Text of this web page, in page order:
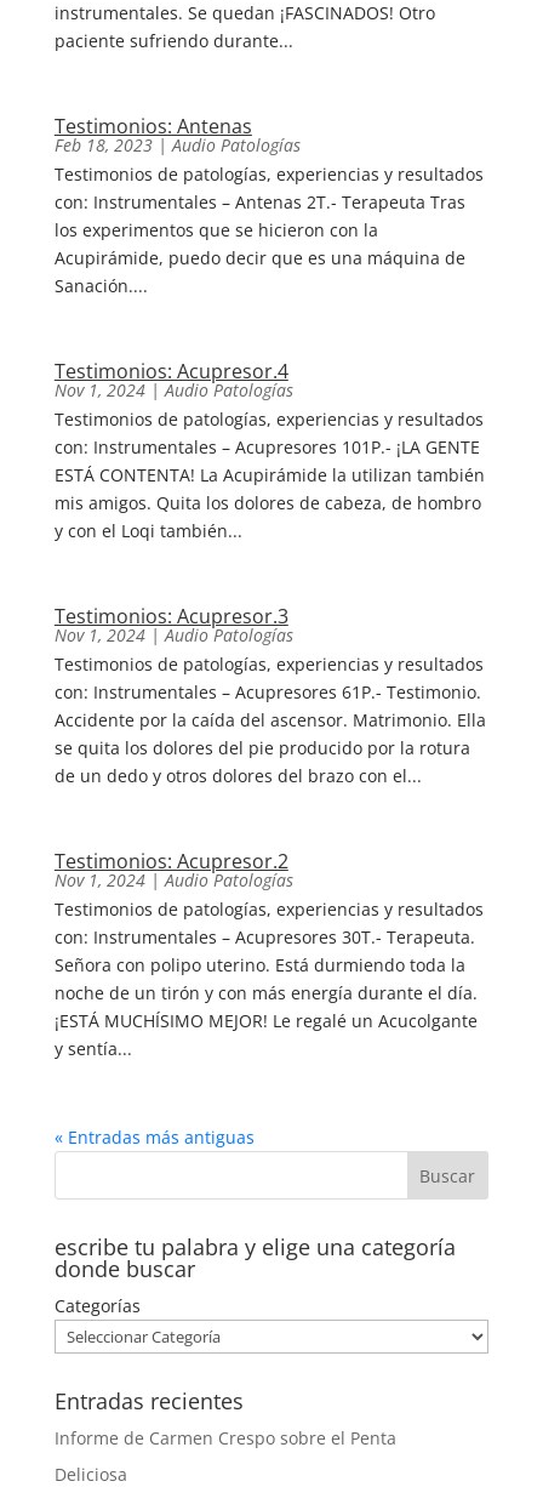
instrumentales. Se quedan ¡FASCINADOS! Otro
paciente sufriendo durante...
Testimonios: Antenas
Feb 18, 2023|Audio Patologías
Testimonios de patologías, experiencias y resultados
con: Instrumentales – Antenas 2T.- Terapeuta Tras
los experimentos que se hicieron con la
Acupirámide, puedo decir que es una máquina de
Sanación....
Testimonios: Acupresor.4
Nov 1, 2024|Audio Patologías
Testimonios de patologías, experiencias y resultados
con: Instrumentales – Acupresores 101P.- ¡LA GENTE
ESTÁ CONTENTA! La Acupirámide la utilizan también
mis amigos. Quita los dolores de cabeza, de hombro
y con el Loqi también...
Testimonios: Acupresor.3
Nov 1, 2024|Audio Patologías
Testimonios de patologías, experiencias y resultados
con: Instrumentales – Acupresores 61P.- Testimonio.
Accidente por la caída del ascensor. Matrimonio. Ella
se quita los dolores del pie producido por la rotura
de un dedo y otros dolores del brazo con el...
Testimonios: Acupresor.2
Nov 1, 2024|Audio Patologías
Testimonios de patologías, experiencias y resultados
con: Instrumentales – Acupresores 30T.- Terapeuta.
Señora con polipo uterino. Está durmiendo toda la
noche de un tirón y con más energía durante el día.
¡ESTÁ MUCHÍSIMO MEJOR! Le regalé un Acucolgante
y sentía...
« Entradas más antiguas
escribe tu palabra y elige una categoría
donde buscar
Categorías
Entradas recientes
Informe de Carmen Crespo sobre el Penta
Deliciosa